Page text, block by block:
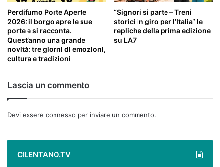
Perdifumo Porte Aperte
2026: il borgo apre le sue
porte e si racconta.
Quest’anno una grande
novità: tre giorni di emozioni,
cultura e tradizioni
“Signori si parte – Treni
storici in giro per l’Italia” le
repliche della prima edizione
su LA7
Lascia un commento
Devi essere connesso per inviare un commento.
CILENTANO.TV